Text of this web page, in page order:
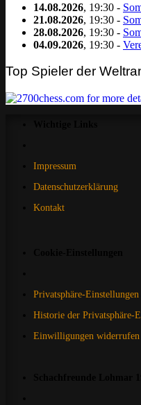
14.08.2026, 19:30 -
21.08.2026, 19:30 -
28.08.2026, 19:30 -
04.09.2026, 19:30 -
Top Spieler der
Impressum
Datenschutzerklärung
Kontakt
Privatsphäre-Einstellungen
Historie der Privatsphäre-
Einwilligungen widerrufen